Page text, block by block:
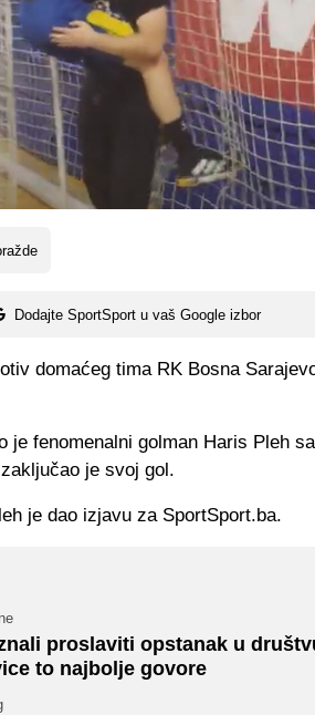
Dodajte SportSport u vaš Google izbor
domaćeg tima RK Bosna
je fenomenalni golman Haris Pleh
je svoj gol.
je dao izjavu za SportSport.ba.
proslaviti opstanak u
to najbolje govore